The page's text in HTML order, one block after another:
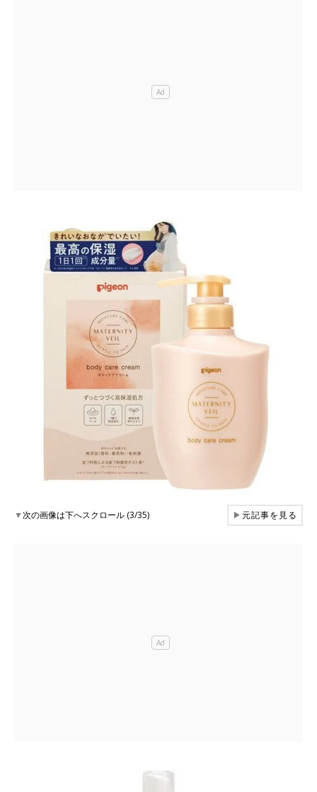
▼次の画像は下へスクロール (3/35) ▶元記事を見る